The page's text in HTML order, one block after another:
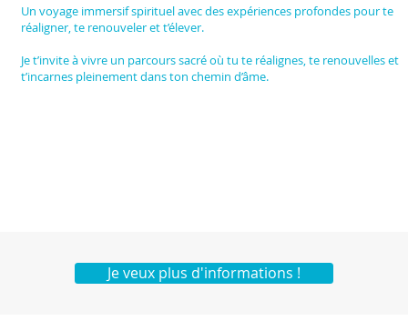
Un voyage immersif spirituel avec des expériences profondes pour te
réaligner, te renouveler et t’élever.
Je t’invite à vivre un parcours sacré où tu te réalignes, te renouvelles et
t’incarnes pleinement dans ton chemin d’âme.
Je veux plus d'informations !